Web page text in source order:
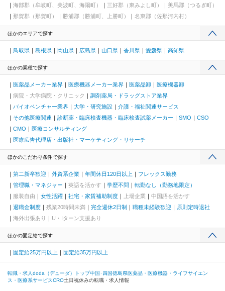
海部郡（牟岐町、美波町、海陽町）
三好郡（東みよし町）
美馬郡（つるぎ町）
那賀郡（那賀町）
勝浦郡（勝浦町、上勝町） 名東郡（佐那河内村）
ほかのエリアで探す
鳥取県 島根県 岡山県 広島県 山口県 香川県 愛媛県 高知県
ほかの業種で探す
医薬品メーカー業界 医療機器メーカー業界 医薬品卸
医療機器卸
病院・大学病院・クリニック
調剤薬局・ドラッグストア業界
バイオベンチャー業界
大学・研究施設
介護・福祉関連サービス
その他医療関連
診断薬・臨床検査機器・臨床検査試薬メーカー SMO
CSO
CMO
医療コンサルティング
医療広告代理店・出版社・マーケティング・リサーチ
ほかのこだわり条件で探す
第二新卒歓迎 外資系企業 年間休日120日以上
フレックス勤務
管理職・マネジャー
英語を活かす 学歴不問
転勤なし（勤務地限定）
服装自由
女性活躍 社宅・家賃補助制度 上場企業
中国語を活かす
退職金制度
残業20時間未満 完全週休2日制 職種未経験歓迎
原則定時退社
海外出張あり
U・Iターン支援あり
ほかの固定給で探す
固定給25万円以上 固定給35万円以上
転職・求人doda（デューダ）トップ中国･四国徳島県医薬品・医療機器・ライフサイエン
ス・医療系サービスCRO土日祝休みの転職・求人情報